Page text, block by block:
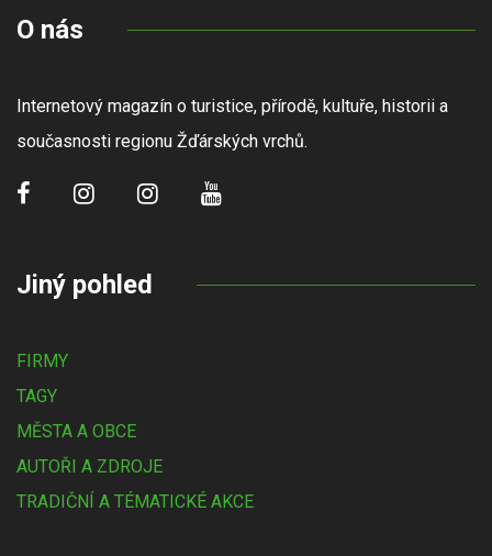
O nás
Internetový magazín o turistice, přírodě, kultuře, historii a
současnosti regionu Žďárských vrchů.
Jiný pohled
FIRMY
TAGY
MĚSTA A OBCE
AUTOŘI A ZDROJE
TRADIČNÍ A TÉMATICKÉ AKCE